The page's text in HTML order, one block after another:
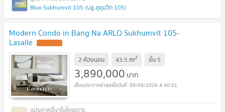
Blue Sukhumvit 105 (บลู สุขุมวิท 105)
Modern Condo in Bang Na ARLO Sukhumvit 105-
Lasalle
2 ห้องนอน 43.5 m2 ชั้น 5
3,890,000 บาท
09/08/2026 4:40:01